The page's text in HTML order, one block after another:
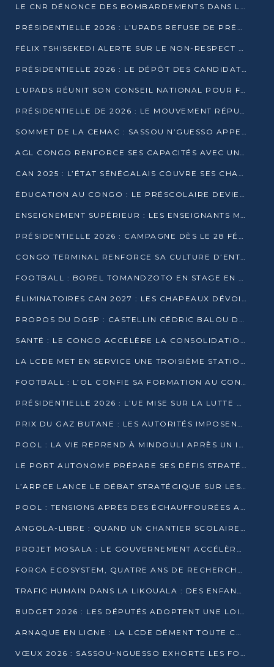
LE CNR DÉNONCE DES BOMBARDEMENTS DANS LE POOL ET ACCUSE LE GOUVERNEMENT
PRÉSIDENTIELLE 2026 : L’UPADS REFUSE DE PRÉSENTER UN CANDIDAT ET DÉNONCE UN PROCESSUS NON CRÉDIBLE
FÉLIX TSHISEKEDI ALERTE SUR LE NON-RESPECT DES ENGAGEMENTS DE PAIX APRÈS SA RENCONTRE AVEC D. SASSOU-NGUESSO
PRÉSIDENTIELLE 2026 : LE DÉPÔT DES CANDIDATURES OUVERT DU 29 JANVIER AU 12 FÉVRIER
L’UPADS RÉUNIT SON CONSEIL NATIONAL POUR FIXER SA LIGNE POLITIQUE À DEUX MOIS DE LA PRÉSIDENTIELLE
PRÉSIDENTIELLE DE 2026 : LE MOUVEMENT RÉPUBLICAIN DÉNONCE UNE CONVOCATION ÉLECTORALE « OPAQUE ET PRÉCIPITÉE »
SOMMET DE LA CEMAC : SASSOU N’GUESSO APPELLE À LA VIGILANCE FACE AUX RISQUES ÉCONOMIQUES
AGL CONGO RENFORCE SES CAPACITÉS AVEC UNE GRUE DE 250 TONNES
CAN 2025 : L’ÉTAT SÉNÉGALAIS COUVRE SES CHAMPIONS D’AFRIQUE DE RÉCOMPENSES EXCEPTIONNELLES
ÉDUCATION AU CONGO : LE PRÉSCOLAIRE DEVIENT OBLIGATOIRE, LE BTS CONSACRÉ DIPLÔME D’ÉTAT
ENSEIGNEMENT SUPÉRIEUR : LES ENSEIGNANTS MAINTIENNENT LA GRÈVE ET EXIGENT UN ACCORD ÉCRIT AVEC L’ÉTAT
PRÉSIDENTIELLE 2026 : CAMPAGNE DÈS LE 28 FÉVRIER, SCRUTIN LES 12 ET 15 MARS
CONGO TERMINAL RENFORCE SA CULTURE D’ENTREPRISE AVEC LE PROGRAMME « WIN TOGETHER »
FOOTBALL : BOREL TOMANDZOTO EN STAGE EN ESPAGNE AVEC POLISSYA FC
ÉLIMINATOIRES CAN 2027 : LES CHAPEAUX DÉVOILÉS, LE CONGO FIXÉ SUR SON SORT
PROPOS DU DGSP : CASTELLIN CÉDRIC BALOU DÉNONCE DES PROPOS INTIMIDANTS
SANTÉ : LE CONGO ACCÉLÈRE LA CONSOLIDATION DE L’OFFRE DE SOINS
LA LCDE MET EN SERVICE UNE TROISIÈME STATION D’EAU POTABLE À MFILOU
FOOTBALL : L’OL CONFIE SA FORMATION AU CONGOLAIS CHRISTIAN BASSILA
PRÉSIDENTIELLE 2026 : L’UE MISE SUR LA LUTTE CONTRE LA DÉSINFORMATION
PRIX DU GAZ BUTANE : LES AUTORITÉS IMPOSENT LE RESPECT DES PRIX RÉGLEMENTÉS
POOL : LA VIE REPREND À MINDOULI APRÈS UN INCIDENT ARMÉ SUR LA RN1
LE PORT AUTONOME PRÉPARE SES DÉFIS STRATÉGIQUES DE 2026
L’ARPCE LANCE LE DÉBAT STRATÉGIQUE SUR LES DONNÉES, L’IA ET LA FINANCE NUMÉRIQUE AU CONGO
POOL : TENSIONS APRÈS DES ÉCHAUFFOURÉES ARMÉES ENTRE DGSP ET EX-MILICIENS NINJA
ANGOLA-LIBRE : QUAND UN CHANTIER SCOLAIRE DEVIENT LE MIROIR D’UN CONGO EN MOUVEMENT
PROJET MOSALA : LE GOUVERNEMENT ACCÉLÈRE L’INSERTION DES JEUNES EN 2026
FORCA ECOSYSTEM, QUATRE ANS DE RECHERCHE DE TERRAIN AVANT UN LANCEMENT OFFICIEL EN 2026
TRAFIC HUMAIN DANS LA LIKOUALA : DES ENFANTS AUTOCHTONES RÉDUITS AU TRAVAIL FORCÉ
BUDGET 2026 : LES DÉPUTÉS ADOPTENT UNE LOI DES FINANCES DE PLUS DE 2500 MILLIARDS FCFA
ARNAQUE EN LIGNE : LA LCDE DÉMENT TOUTE CAMPAGNE DE RECRUTEMENT
VŒUX 2026 : SASSOU-NGUESSO EXHORTE LES FORCES VIVES À RENFORCER L’UNITÉ